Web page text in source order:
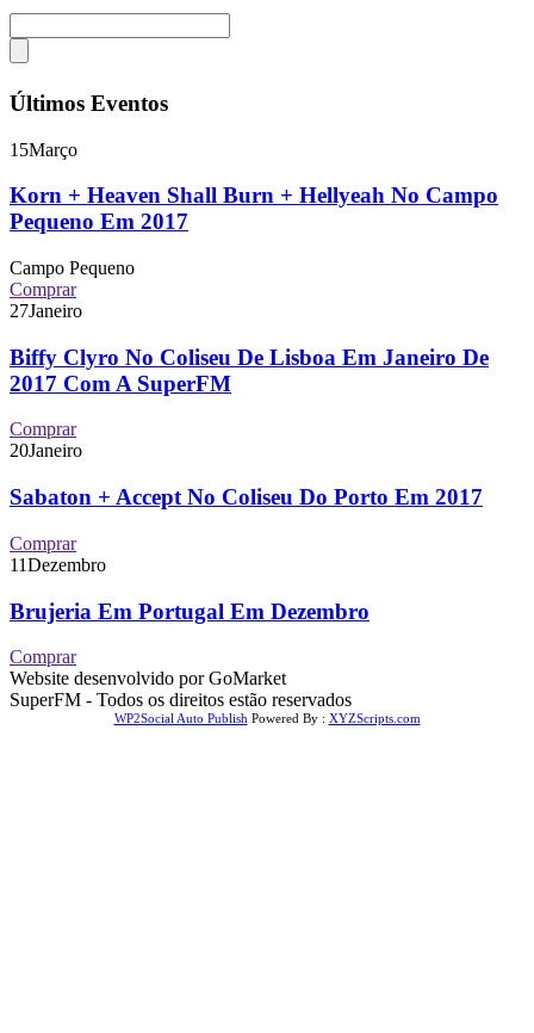
Últimos Eventos
15Março
Korn + Heaven Shall Burn + Hellyeah No Campo
Pequeno Em 2017
Campo Pequeno
Comprar
27Janeiro
Biffy Clyro No Coliseu De Lisboa Em Janeiro De
2017 Com A SuperFM
Comprar
20Janeiro
Sabaton + Accept No Coliseu Do Porto Em 2017
Comprar
11Dezembro
Brujeria Em Portugal Em Dezembro
Comprar
Website desenvolvido por GoMarket
SuperFM - Todos os direitos estão reservados
WP2Social Auto Publish Powered By : XYZScripts.com